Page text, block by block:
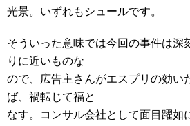
光景。いずれもシュールです。
そういった意味では今回の事件は深
りに近いものな
ので、広告主さんがエスプリの効い
ば、禍転じて福と
なす。コンサル会社として面目躍如